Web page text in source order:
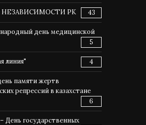
НЕЗАВИСИМОСТИ РК 43
день медицинской
5
линия" 4
памяти жертв
репрессий в казахстане
6
День государственных